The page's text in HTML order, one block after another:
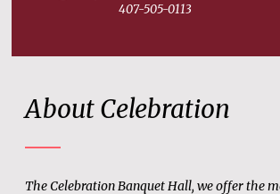
407-505-0113
About Celebration
The Celebration Banquet Hall, we offer the